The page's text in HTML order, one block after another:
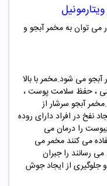
می توان به مخمر آبجو و
می شود.مخمر با بالا
، حفظ سلامت پوست ،
آبجو سرشار از
نفخ در افراد دارای روده
را درمان می
می کنند مخمر می
رسانند را جبران
جلوگیری از ایجاد جوش